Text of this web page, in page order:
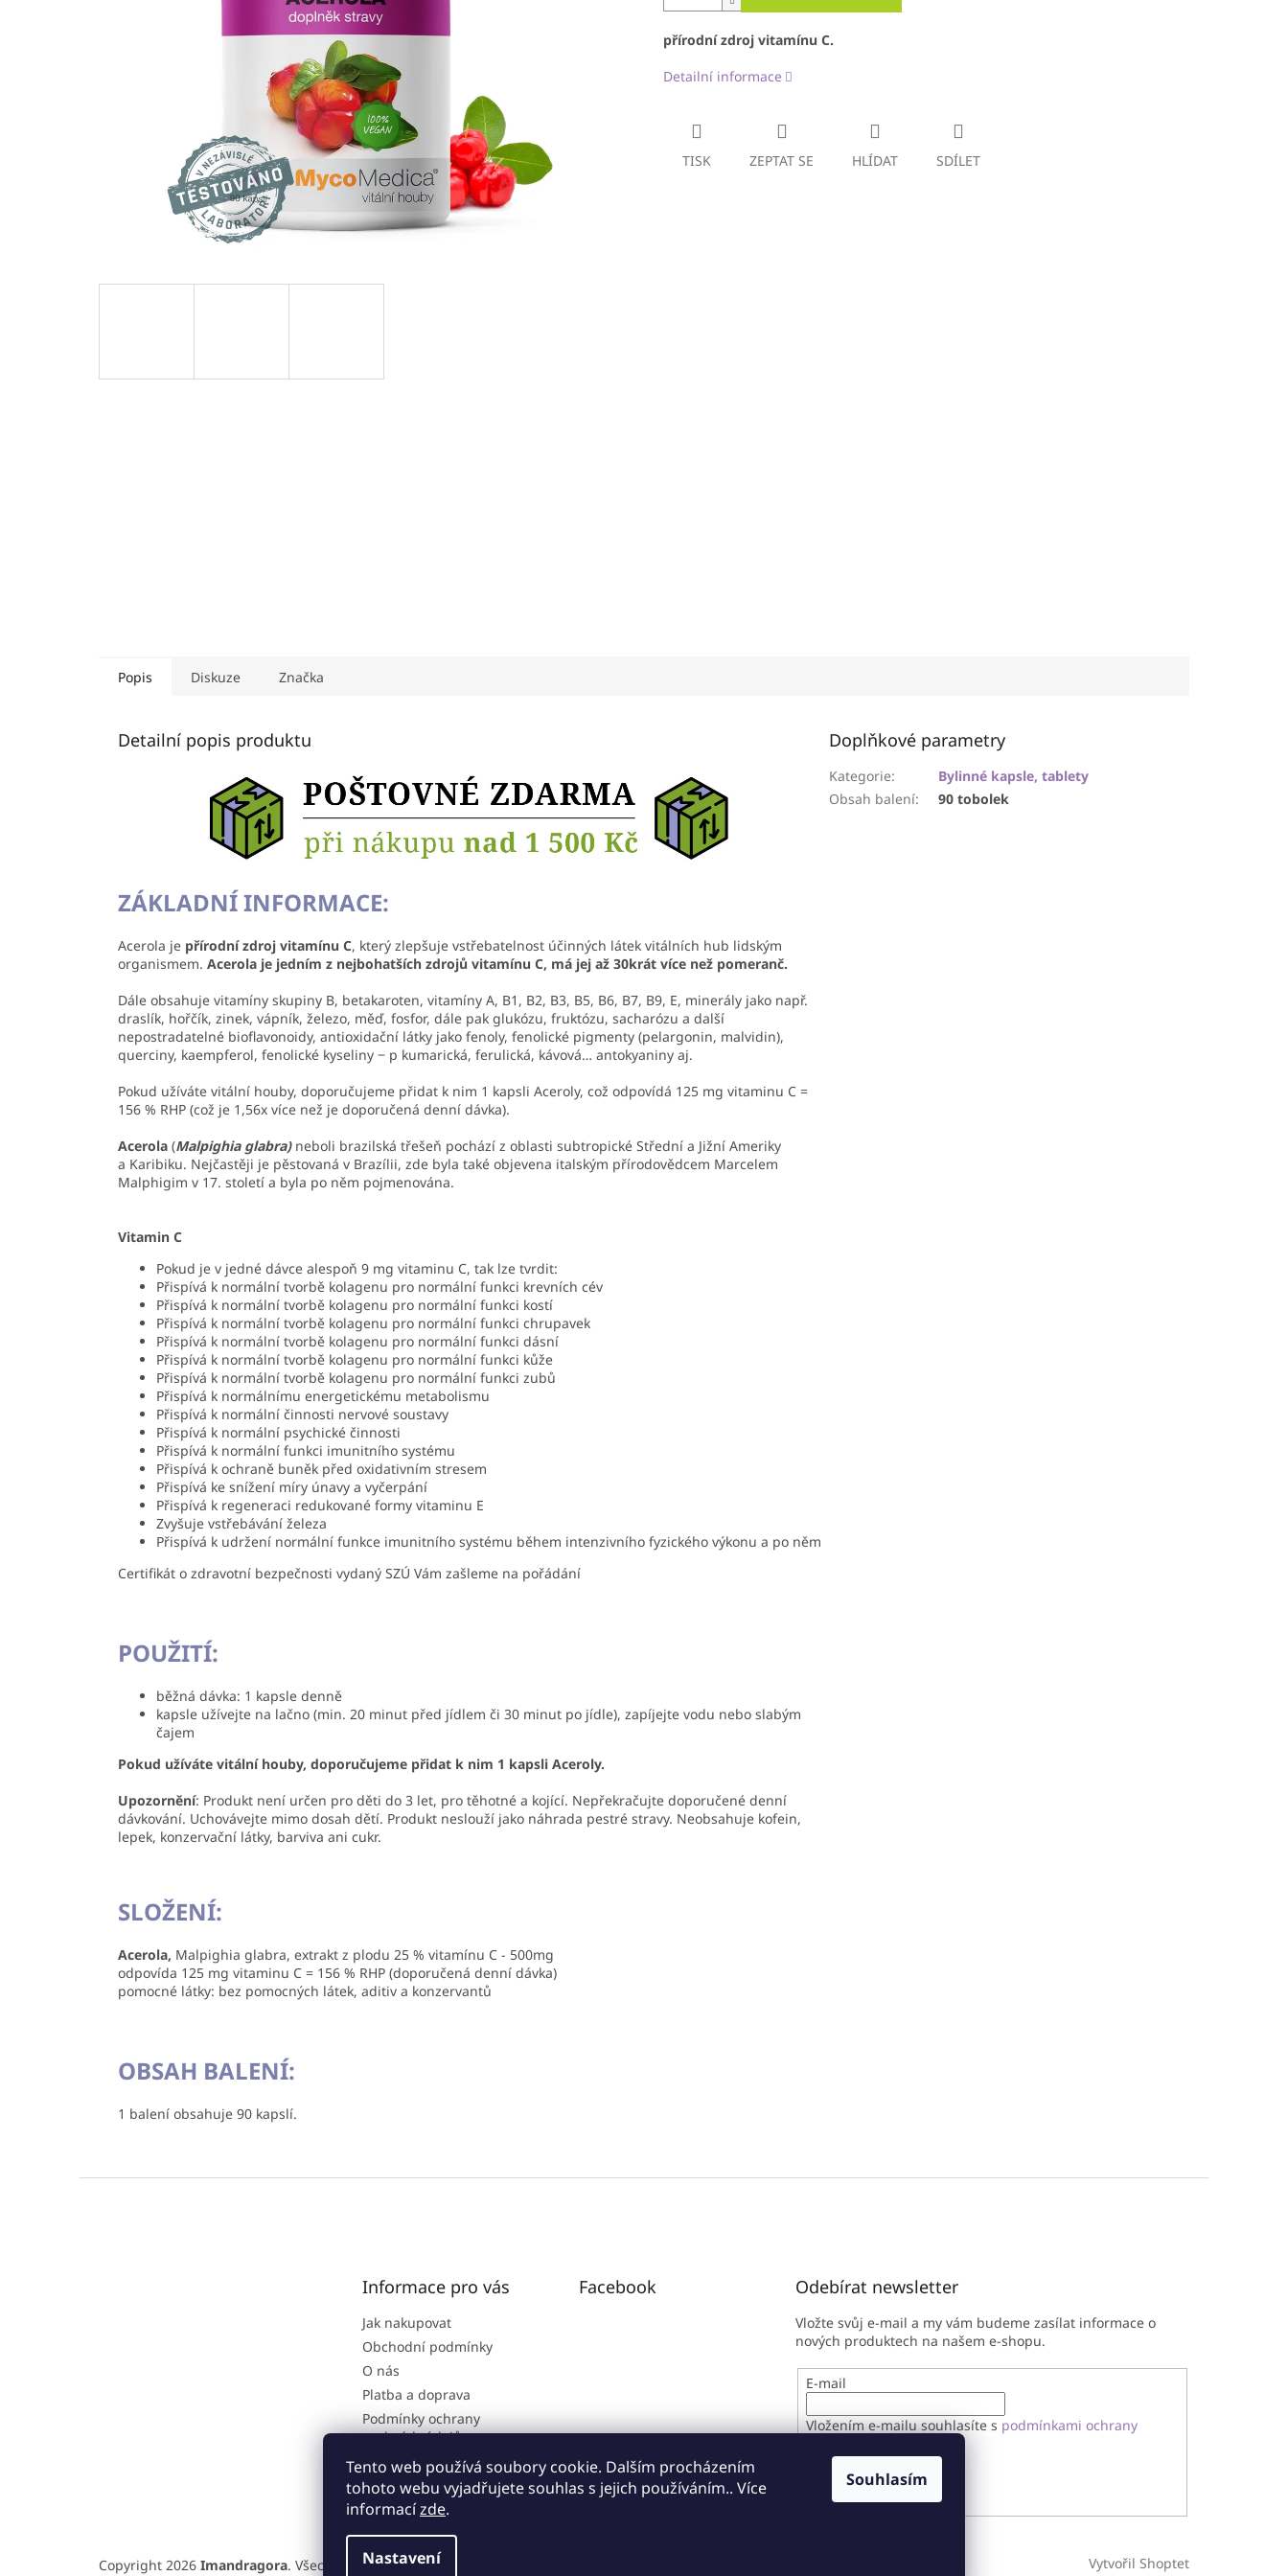
Tento web používá soubory cookie. Dalším procházením
tohoto webu vyjadřujete souhlas s jejich používáním.. Více
informacízde.
Nastavení
Souhlasím
přírodní zdroj vitamínu C.
Detailní informace
TISK ZEPTAT SE HLÍDAT SDÍLET
Popis Diskuze Značka
Detailní popis produktu
ZÁKLADNÍ INFORMACE:
Acerola je přírodní zdroj vitamínu C, který zlepšuje vstřebatelnost účinných látek vitálních hub lidským
organismem. Acerola je jedním z nejbohatších zdrojů vitamínu C, má jej až 30krát více než pomeranč.
Dále obsahuje vitamíny skupiny B, betakaroten, vitamíny A, B1, B2, B3, B5, B6, B7, B9, E, minerály jako např.
draslík, hořčík, zinek, vápník, železo, měď, fosfor, dále pak glukózu, fruktózu, sacharózu a další
nepostradatelné bioflavonoidy, antioxidační látky jako fenoly, fenolické pigmenty (pelargonin, malvidin),
querciny, kaempferol, fenolické kyseliny ‒ p kumarická, ferulická, kávová… antokyaniny aj.
Pokud užíváte vitální houby, doporučujeme přidat k nim 1 kapsli Aceroly, což odpovídá 125 mg vitaminu C =
156 % RHP (což je 1,56x více než je doporučená denní dávka).
Acerola (Malpighia glabra) neboli brazilská třešeň pochází z oblasti subtropické Střední a Jižní Ameriky
a Karibiku. Nejčastěji je pěstovaná v Brazílii, zde byla také objevena italským přírodovědcem Marcelem
Malphigim v 17. století a byla po něm pojmenována.
Vitamin C
Pokud je v jedné dávce alespoň 9 mg vitaminu C, tak lze tvrdit:
Přispívá k normální tvorbě kolagenu pro normální funkci krevních cév
Přispívá k normální tvorbě kolagenu pro normální funkci kostí
Přispívá k normální tvorbě kolagenu pro normální funkci chrupavek
Přispívá k normální tvorbě kolagenu pro normální funkci dásní
Přispívá k normální tvorbě kolagenu pro normální funkci kůže
Přispívá k normální tvorbě kolagenu pro normální funkci zubů
Přispívá k normálnímu energetickému metabolismu
Přispívá k normální činnosti nervové soustavy
Přispívá k normální psychické činnosti
Přispívá k normální funkci imunitního systému
Přispívá k ochraně buněk před oxidativním stresem
Přispívá ke snížení míry únavy a vyčerpání
Přispívá k regeneraci redukované formy vitaminu E
Zvyšuje vstřebávání železa
Přispívá k udržení normální funkce imunitního systému během intenzivního fyzického výkonu a po něm
Certifikát o zdravotní bezpečnosti vydaný SZÚ Vám zašleme na pořádání
POUŽITÍ:
běžná dávka: 1 kapsle denně
kapsle užívejte na lačno (min. 20 minut před jídlem či 30 minut po jídle), zapíjejte vodu nebo slabým
čajem
Pokud užíváte vitální houby, doporučujeme přidat k nim 1 kapsli Aceroly.
Upozornění: Produkt není určen pro děti do 3 let, pro těhotné a kojící. Nepřekračujte doporučené denní
dávkování. Uchovávejte mimo dosah dětí. Produkt neslouží jako náhrada pestré stravy. Neobsahuje kofein,
lepek, konzervační látky, barviva ani cukr.
SLOŽENÍ:
Acerola, Malpighia glabra, extrakt z plodu 25 % vitamínu C - 500mg
odpovída 125 mg vitaminu C = 156 % RHP (doporučená denní dávka)
pomocné látky: bez pomocných látek, aditiv a konzervantů
OBSAH BALENÍ:
1 balení obsahuje 90 kapslí.
Doplňkové parametry
Kategorie:
Bylinné kapsle, tablety
Obsah balení: 90 tobolek
Informace pro vás
Jak nakupovat
Obchodní podmínky
O nás
Platba a doprava
Podmínky ochrany
osobních údajů
Reklamační řád
Facebook Odebírat newsletter
Vložte svůj e-mail a my vám budeme zasílat informace o
nových produktech na našem e-shopu.
E-mail
Vložením e-mailu souhlasíte s podmínkami ochrany
PŘIHLÁSIT SE
Vytvořil Shoptet
Copyright 2026 Imandragora. Všechna práva vyhrazena.